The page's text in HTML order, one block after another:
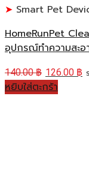
Smart Pet
HomeRunPet
อุปกรณ์ทำความสะ
140.00฿ 126.00 ฿
หยิบใส่ตะกร้า